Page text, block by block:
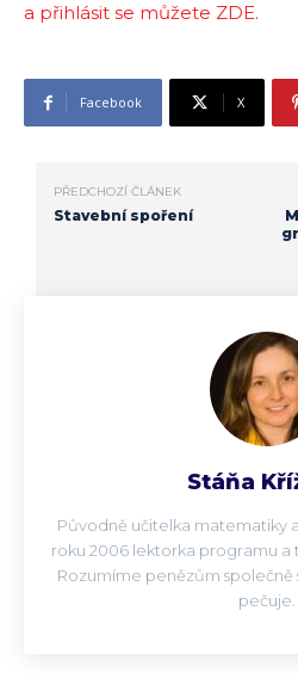
a přihlásit se můžete ZDE.
Facebook X
PŘEDCHOZÍ ČLÁNEK
Stavební spoření
Stáňa
Původně učitelka matematiky
roku 2006 lektorka programu
Rozumíme penězům
pečuje.